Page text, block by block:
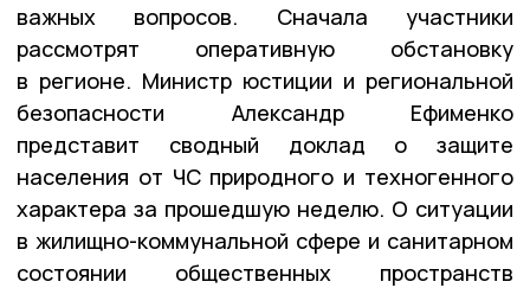
важных вопросов. Сначала участники
рассмотрят оперативную обстановку
в регионе. Министр юстиции и региональной
безопасности Александр Ефименко
представит сводный доклад о защите
населения от ЧС природного и техногенного
характера за прошедшую неделю. О ситуации
в жилищно-коммунальной сфере и санитарном
состоянии общественных пространств